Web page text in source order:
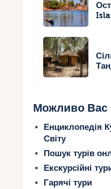
Можливо Вас
Енциклопедія
Світу
Пошук турів
Екскурсійні
Гарячі тури